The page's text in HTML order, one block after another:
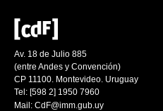
Av. 18 de Julio 885
(entre Andes y Convención)
CP 11100. Montevideo. Uruguay
Tel: [598 2] 1950 7960
Mail: CdF@imm.gub.uy